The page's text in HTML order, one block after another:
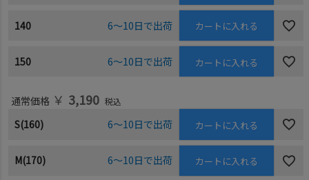
140 6～10日で出荷 カートに入れる
150 6～10日で出荷 カートに入れる
通常価格 ￥ 3,190 税込
S(160) 6～10日で出荷 カートに入れる
M(170) 6～10日で出荷 カートに入れる